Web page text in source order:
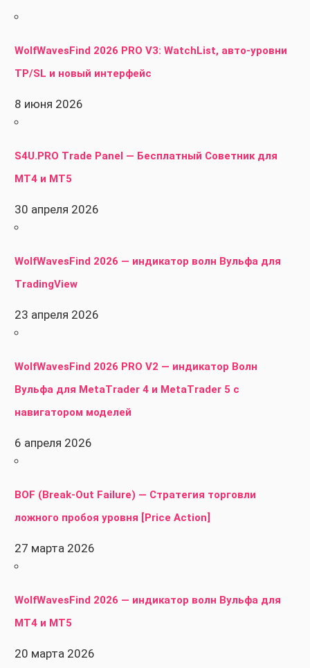
WolfWavesFind 2026 PRO V3: WatchList, авто-уровни
TP/SL и новый интерфейс
8 июня 2026
S4U.PRO Trade Panel — Бесплатный Советник для
MT4 и MT5
30 апреля 2026
WolfWavesFind 2026 — индикатор волн Вульфа для
TradingView
23 апреля 2026
WolfWavesFind 2026 PRO V2 — индикатор Волн
Вульфа для MetaTrader 4 и MetaTrader 5 с
навигатором моделей
6 апреля 2026
BOF (Break-Out Failure) — Стратегия торговли
ложного пробоя уровня [Price Action]
27 марта 2026
WolfWavesFind 2026 — индикатор волн Вульфа для
MT4 и MT5
20 марта 2026